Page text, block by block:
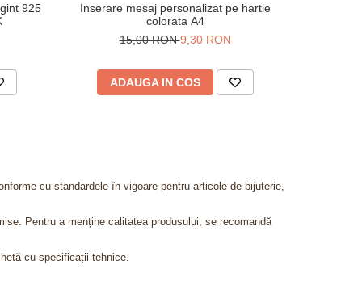
925
Inserare mesaj personalizat pe hartie
colorata A4
15,00 RON9,30 RON
ADAUGA IN COS
cu standardele în vigoare pentru articole de bijuterie,
Pentru a menține calitatea produsului, se recomandă
cu specificații tehnice.